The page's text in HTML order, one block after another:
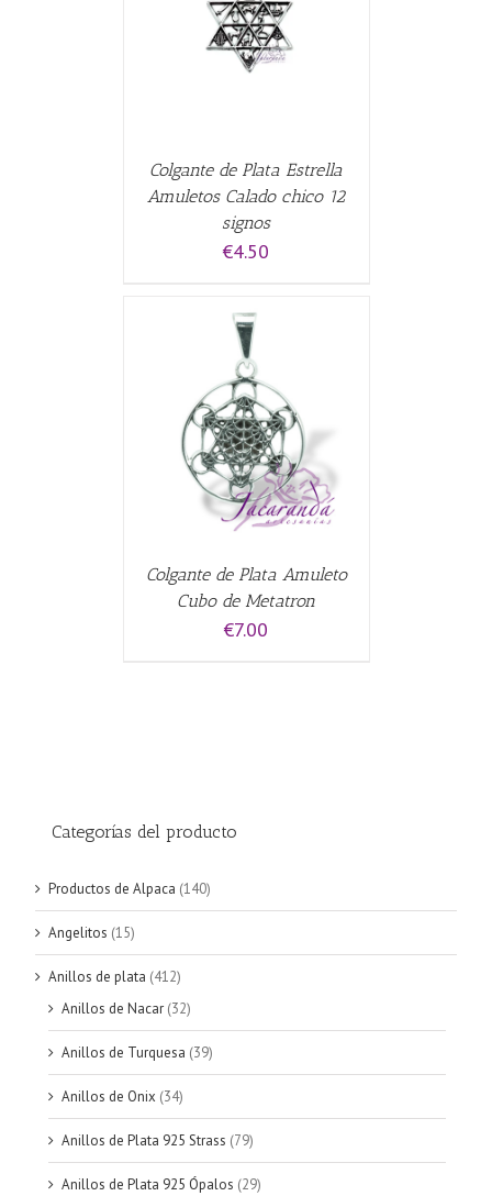
Colgante de Plata Estrella
Amuletos Calado chico 12
signos
€4.50
Colgante de Plata Amuleto
Cubo de Metatron
€7.00
Categorías del producto
Productos de Alpaca (140)
Angelitos (15)
Anillos de plata (412)
Anillos de Nacar (32)
Anillos de Turquesa (39)
Anillos de Onix (34)
Anillos de Plata 925 Strass (79)
Anillos de Plata 925 Ópalos (29)